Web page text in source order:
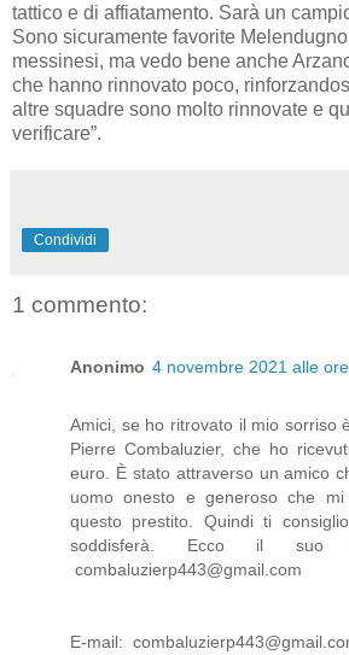
tattico e di affiatamento. Sarà un
Sono sicuramente favorite
messinesi, ma vedo bene anche
che hanno rinnovato poco,
altre squadre sono molto rinnovate e
verificare”.
Condividi
1 commento:
Anonimo 4 novembre 2021 alle
Amici, se ho ritrovato il mio sorriso
Pierre Combaluzier, che ho
euro. È stato attraverso un amico
uomo onesto e generoso che
questo prestito. Quindi ti
soddisferà. Ecco il suo
combaluzierp443@gmail.com
E-mail: